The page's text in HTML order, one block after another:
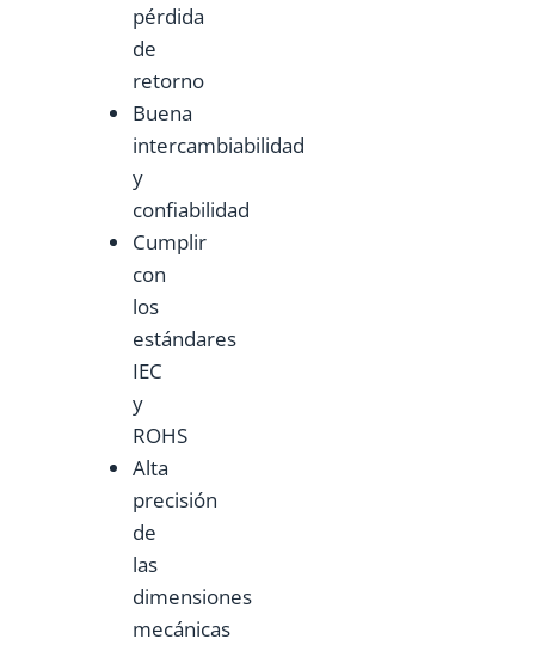
pérdida
de
retorno
Buena
intercambiabilidad
y
confiabilidad
Cumplir
con
los
estándares
IEC
y
ROHS
Alta
precisión
de
las
dimensiones
mecánicas